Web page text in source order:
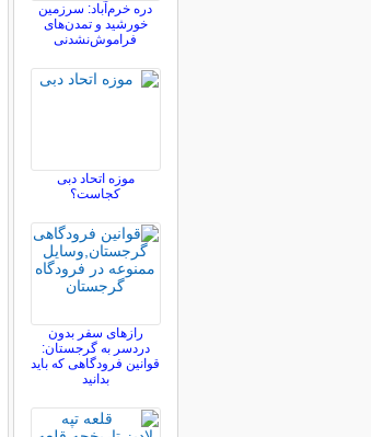
دره خرم‌آباد: سرزمین
خورشید و تمدن‌های
فراموش‌نشدنی
موزه اتحاد دبی
کجاست؟
رازهای سفر بدون
دردسر به گرجستان:
قوانین فرودگاهی که باید
بدانید